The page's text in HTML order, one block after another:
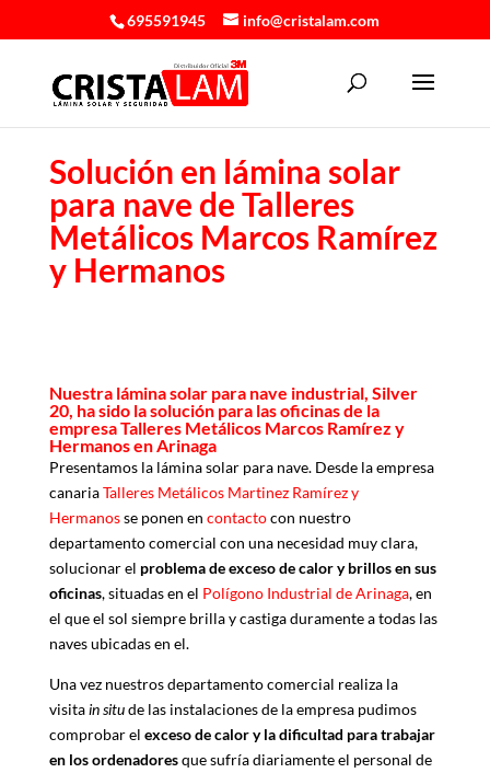
695591945 info@cristalam.com
Solución en lámina solar
para nave de Talleres
Metálicos Marcos Ramírez
y Hermanos
Nuestra lámina solar para nave industrial, Silver
20, ha sido la solución para las oficinas de la
empresa Talleres Metálicos Marcos Ramírez y
Hermanos en Arinaga
Presentamos la lámina solar para nave. Desde la empresa
canariaTalleres Metálicos Martinez Ramírez y
Hermanosse ponen en contactocon nuestro
departamento comercial con una necesidad muy clara,
solucionar el problema de exceso de calor y brillos en sus
oficinas, situadas en el Polígono Industrial de Arinaga, en
el que el sol siempre brilla y castiga duramente a todas las
naves ubicadas en el.
Una vez nuestros departamento comercial realiza la
visitain situde las instalaciones de la empresa pudimos
comprobar el exceso de calor y la dificultad para trabajar
en los ordenadoresque sufría diariamente el personal de